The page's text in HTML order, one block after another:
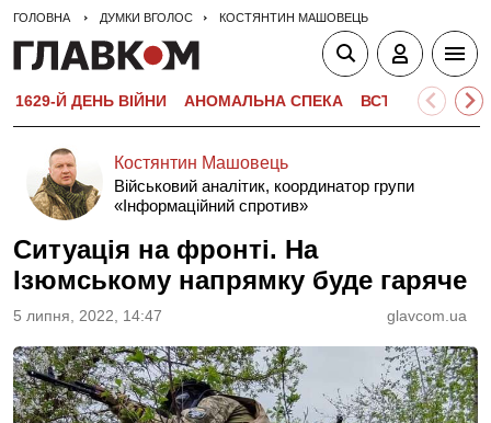
ГОЛОВНА ДУМКИ ВГОЛОС КОСТЯНТИН МАШОВЕЦЬ
1629-Й ДЕНЬ ВІЙНИ АНОМАЛЬНА СПЕКА ВСТУПНА
Костянтин Машовець
Військовий аналітик, координатор групи
«Інформаційний спротив»
Ситуація на фронті. На
Ізюмському напрямку буде гаряче
5 липня, 2022, 14:47 glavcom.ua